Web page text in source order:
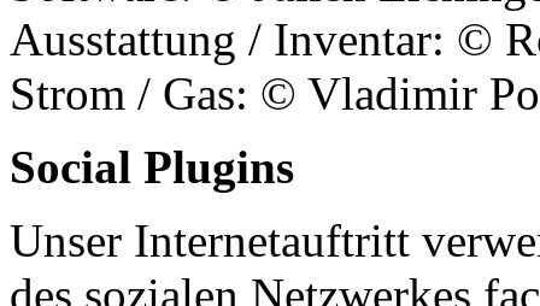
Ausstattung / Inventar: ©
Strom / Gas: © Vladimir
Social Plugins
Unser Internetauftritt
des sozialen Netzwerkes